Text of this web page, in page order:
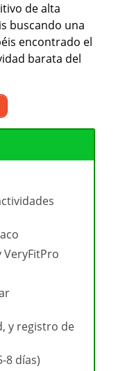
de alta
buscando una
encontrado el
barata del
VeryFitPro
y registro de
8 días)